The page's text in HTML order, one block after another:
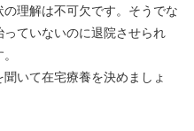
理解は不可欠です。そうでな
ていないのに退院させられ
いて在宅療養を決めましょ